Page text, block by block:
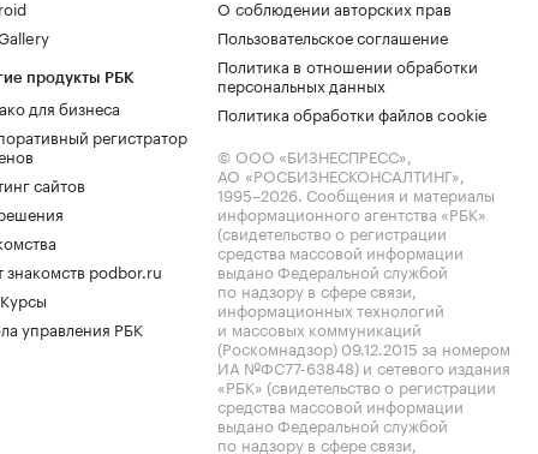
продукты РБК
для бизнеса
регистратор
сайтов
знакомств podbor.ru
управления РБК
О соблюдении авторских прав
Пользовательское соглашение
Политика в отношении обработки
персональных данных
Политика обработки файлов cookie
© ООО «БИЗНЕСПРЕСС»,
АО «РОСБИЗНЕСКОНСАЛТИНГ»,
1995–2026. Сообщения и материалы
информационного агентства «РБК»
(свидетельство о регистрации
средства массовой информации
выдано Федеральной службой
по надзору в сфере связи,
информационных технологий
и массовых коммуникаций
(Роскомнадзор) 09.12.2015 за номером
ИА №ФС77-63848) и сетевого издания
«РБК» (свидетельство о регистрации
средства массовой информации
выдано Федеральной службой
по надзору в сфере связи,